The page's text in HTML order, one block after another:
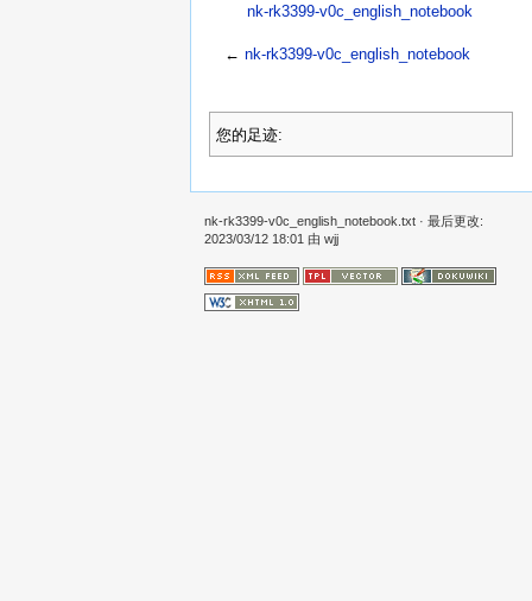
nk-rk3399-v0c_english_notebook
← nk-rk3399-v0c_english_notebook
您的足迹:
nk-rk3399-v0c_english_notebook.txt · 最后更改:
2023/03/12 18:01 由 wjj